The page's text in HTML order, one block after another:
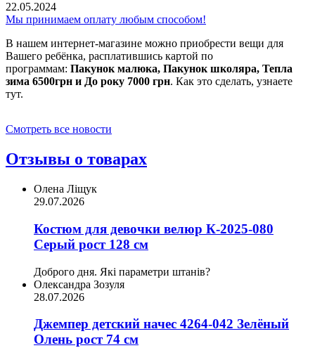
22.05.2024
Мы принимаем оплату любым способом!
В нашем интернет-магазине можно приобрести вещи для
Вашего ребёнка, расплатившись картой по
программам: Пакунок малюка, Пакунок школяра, Тепла
зима 6500грн и До року 7000 грн. Как это сделать, узнаете
тут.
Смотреть все новости
Отзывы о товарах
Олена Ліщук
29.07.2026
Костюм для девочки велюр К-2025-080
Серый рост 128 см
Доброго дня. Які параметри штанів?
Олександра Зозуля
28.07.2026
Джемпер детский начес 4264-042 Зелёный
Олень рост 74 см